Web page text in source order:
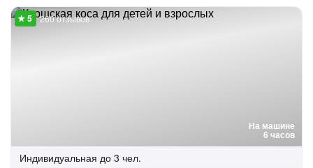
На машине
6 часов
260 отзывов
Индивидуальная до 3 чел.